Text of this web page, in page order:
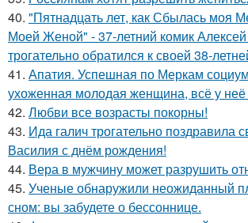
40. "Пятнадцать лет, как Сбылась моя
Моей Женой" - 37-летний комик
трогательно обратился к своей 38-
41. Апатия. Успешная по Меркам
ухоженная молодая женщина, всё у
42. Любви все возрасты покорны!
43. Ида галич трогательно поздравила
Василия с днём рождения!
44. Вера в мужчину может разрушить
45. Ученые обнаружили неожиданный
сном: вы забудете о бессоннице.